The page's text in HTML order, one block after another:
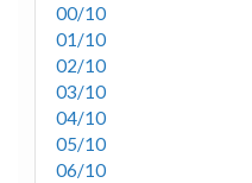
00/10
01/10
02/10
03/10
04/10
05/10
06/10